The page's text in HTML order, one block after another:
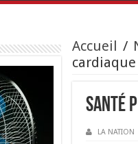
Accueil /
cardiaque
Santé
LA NATION